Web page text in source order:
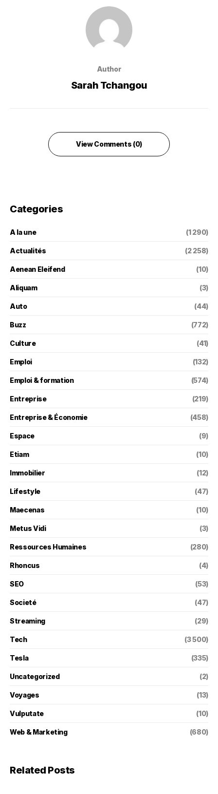
Author
Sarah Tchangou
View Comments (0)
Categories
A la une (1 290)
Actualités (2 258)
Aenean Eleifend (10)
Aliquam (3)
Auto (44)
Buzz (772)
Culture (41)
Emploi (132)
Emploi & formation (574)
Entreprise (219)
Entreprise & Économie (458)
Espace (9)
Etiam (10)
Immobilier (12)
Lifestyle (47)
Maecenas (10)
Metus Vidi (3)
Ressources Humaines (280)
Rhoncus (4)
SEO (53)
Societé (47)
Streaming (29)
Tech (3 500)
Tesla (335)
Uncategorized (2)
Voyages (13)
Vulputate (10)
Web & Marketing (680)
Related Posts